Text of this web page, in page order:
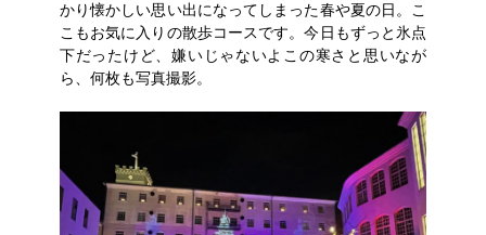
かり懐かしい思い出になってしまった春や夏の日。こ
こもお気に入りの散歩コースです。今日もずっと氷点
下だったけど、嫌いじゃないよこの寒さと思いなが
ら、何枚も写真撮影。